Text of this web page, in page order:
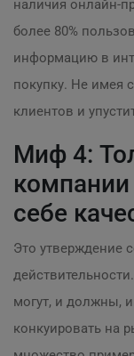
наличия онлайн-
более 80%
информацию в
покупку. Не имея
клиентов и
Миф 4:
компании
себе
Это утверждение
могут, и должны,
конкуировать на